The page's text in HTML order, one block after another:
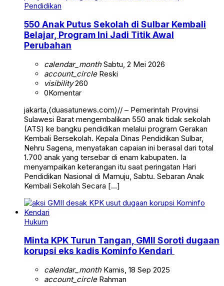
Pendidikan
550 Anak Putus Sekolah di Sulbar Kembali
Belajar, Program Ini Jadi Titik Awal
Perubahan
calendar_monthSabtu, 2 Mei 2026
account_circleReski
visibility260
0Komentar
jakarta,(duasatunews.com)// – Pemerintah Provinsi
Sulawesi Barat mengembalikan 550 anak tidak sekolah
(ATS) ke bangku pendidikan melalui program Gerakan
Kembali Bersekolah. Kepala Dinas Pendidikan Sulbar,
Nehru Sagena, menyatakan capaian ini berasal dari total
1.700 anak yang tersebar di enam kabupaten. Ia
menyampaikan keterangan itu saat peringatan Hari
Pendidikan Nasional di Mamuju, Sabtu. Sebaran Anak
Kembali Sekolah Secara […]
Hukum
Minta KPK Turun Tangan, GMII Soroti dugaan
korupsi eks kadis Kominfo Kendari
calendar_monthKamis, 18 Sep 2025
account_circleRahman